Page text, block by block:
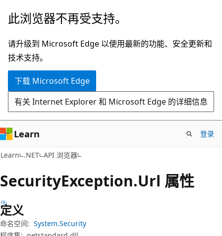
跳
主
要
内
跳
页
内
导
此浏览器不再受支持。
请升级到 Microsoft Edge 以使用最新的功能、安全更新和
技术支持。
下载 Microsoft Edge
有关 Internet Explorer 和 Microsoft Edge 的详细信息
Learn 登录
Learn .NET API 浏览器
SecurityException.Url 属性
定义
命名空间: System.Security